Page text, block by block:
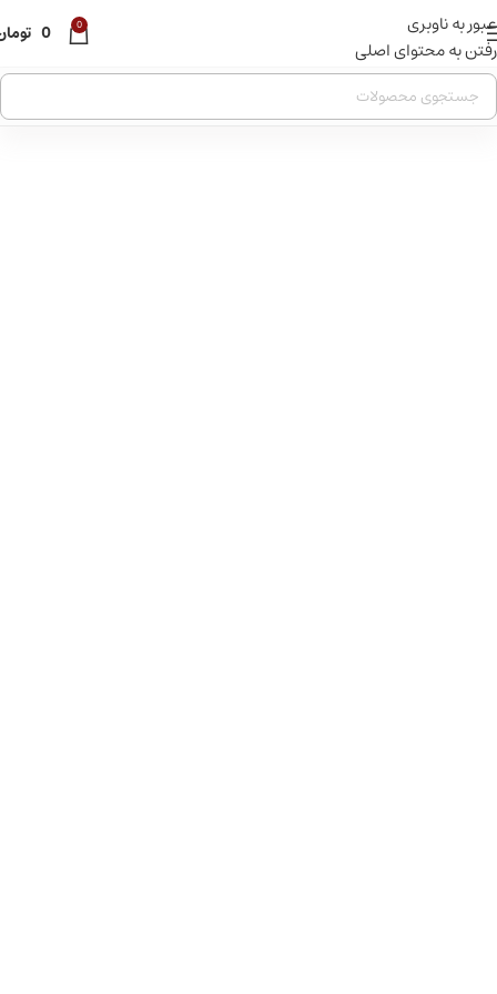
عبور به ناوبری
رفتن به محتوای اصلی
0
0